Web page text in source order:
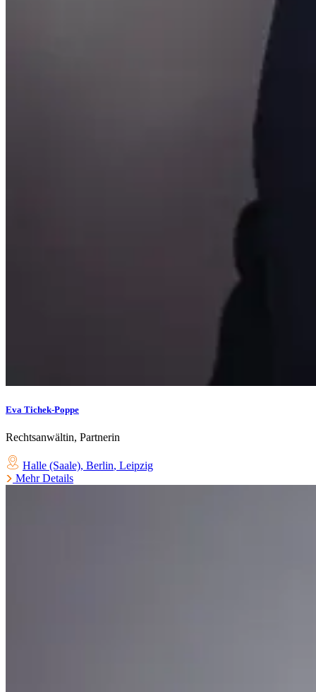
Eva Tichek-Poppe
Rechtsanwältin, Partnerin
Halle (Saale), Berlin, Leipzig
Mehr Details